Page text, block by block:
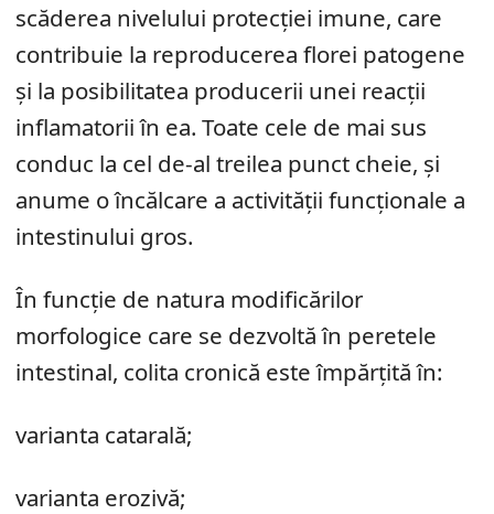
scăderea nivelului protecției imune, care
contribuie la reproducerea florei patogene
și la posibilitatea producerii unei reacții
inflamatorii în ea. Toate cele de mai sus
conduc la cel de-al treilea punct cheie, și
anume o încălcare a activității funcționale a
intestinului gros.
În funcție de natura modificărilor
morfologice care se dezvoltă în peretele
intestinal, colita cronică este împărțită în:
varianta catarală;
varianta erozivă;